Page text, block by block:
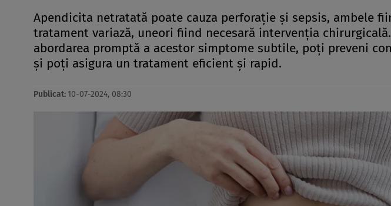
Apendicita netratată poate cauza perforație și sepsis, ambele
tratament variază, uneori fiind necesară intervenția
abordarea promptă a acestor simptome subtile, poți preveni
și poți asigura un tratament eficient și rapid.
Publicat: 10-07-2024, 08:30